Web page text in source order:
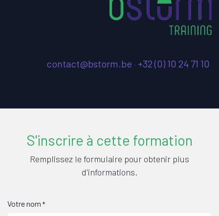
contact@bstorm.be · +32 (0) 10 24 71 10
S'inscrire à cette formation
Remplissez le formulaire pour obtenir plus
d'informations.
Votre nom *